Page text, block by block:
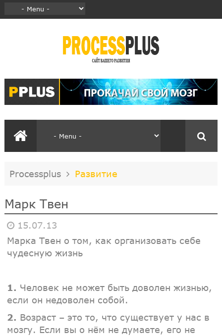
Processplus Развитие
Марк Твен
15.07.13
Марка Твен о том, как организовать себе
чудесную жизнь
1. Человек не может быть доволен жизнью,
если он недоволен собой.
2. Возраст – это то, что существует у нас в
мозгу. Если вы о нём не думаете, его не